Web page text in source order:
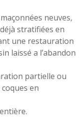
neuves,
stratifiées en
une restauration
laissé a l’abandon
partielle ou
en